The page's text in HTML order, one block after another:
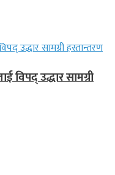
विपद् उद्धार सामग्री